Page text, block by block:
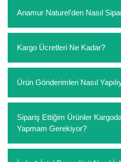
Anamur Naturel'den Nasıl
oluşturarak,iletişim
whatsapp hattımızdan bizlere
ödemelerini sipariş verdikten
Kargo Ücretleri Ne Kadar?
etmeyin diye 1500 lira ve
kargoyu biz karşılıyoruz. 1500
kargo ücreti ödeme
Ürün Gönderimleri Nasıl
paketlenip gönderim
Sipariş Ettiğim Ürünler
Yapmam Gerekiyor?